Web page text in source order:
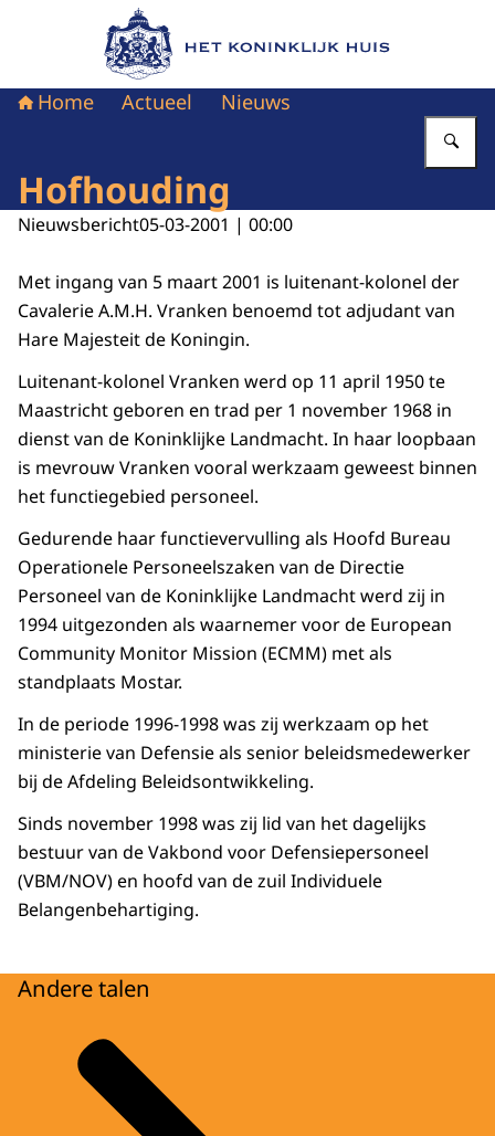
Naar de homepage van Het Koninklijk Huis
Home Actueel Nieuws
Hofhouding
Nieuwsbericht05-03-2001 | 00:00
Met ingang van 5 maart 2001 is luitenant-kolonel der
Cavalerie A.M.H. Vranken benoemd tot adjudant van
Hare Majesteit de Koningin.
Luitenant-kolonel Vranken werd op 11 april 1950 te
Maastricht geboren en trad per 1 november 1968 in
dienst van de Koninklijke Landmacht. In haar loopbaan
is mevrouw Vranken vooral werkzaam geweest binnen
het functiegebied personeel.
Gedurende haar functievervulling als Hoofd Bureau
Operationele Personeelszaken van de Directie
Personeel van de Koninklijke Landmacht werd zij in
1994 uitgezonden als waarnemer voor de European
Community Monitor Mission (ECMM) met als
standplaats Mostar.
In de periode 1996-1998 was zij werkzaam op het
ministerie van Defensie als senior beleidsmedewerker
bij de Afdeling Beleidsontwikkeling.
Sinds november 1998 was zij lid van het dagelijks
bestuur van de Vakbond voor Defensiepersoneel
(VBM/NOV) en hoofd van de zuil Individuele
Belangenbehartiging.
Andere talen